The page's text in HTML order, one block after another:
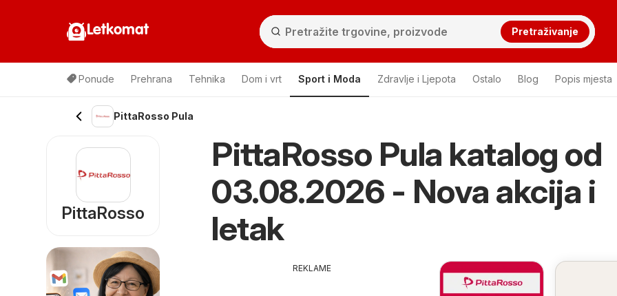
Letkomat Pretraživanje
Ponude Prehrana Tehnika Dom i vrt Sport i Moda Zdravlje i Ljepota Ostalo Blog Popis mjesta
PittaRosso Pula
PittaRosso Pula katalog od
03.08.2026 - Nova akcija i
letak
REKLAME
PittaRosso